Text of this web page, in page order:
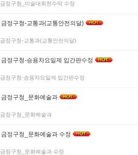
금정구청_미술대회현수막 수정
금정구청-교통과(교통안전의달)
금정구청-교통과(교통안전의달)
금정구청-승용차요일제 입간판수정
금정구청-승용차요일제 입간판수정
금정구청_문화예술과
금정구청_문화예술과
금정구청_문화예술과 수정
금정구청_문화예술과 수정